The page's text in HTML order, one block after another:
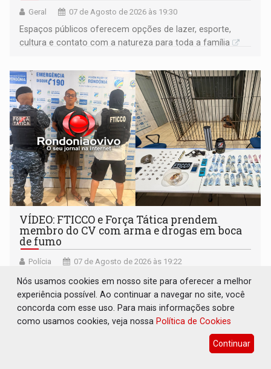
Geral 07 de Agosto de 2026 às 19:30
Espaços públicos oferecem opções de lazer, esporte,
cultura e contato com a natureza para toda a família
VÍDEO: FTICCO e Força Tática prendem
membro do CV com arma e drogas em boca
de fumo
Polícia 07 de Agosto de 2026 às 19:22
Prisão foi resultado de um trabalho minucioso de
levantamento de inteligência policial
Nós usamos cookies em nosso site para oferecer a melhor
experiência possível. Ao continuar a navegar no site, você
concorda com esse uso. Para mais informações sobre
como usamos cookies, veja nossa Política de Cookies
Continuar